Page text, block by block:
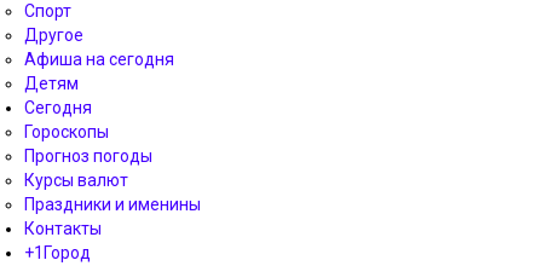
Спорт
Другое
Афиша на сегодня
Детям
Сегодня
Гороскопы
Прогноз погоды
Курсы валют
Праздники и именины
Контакты
+1Город